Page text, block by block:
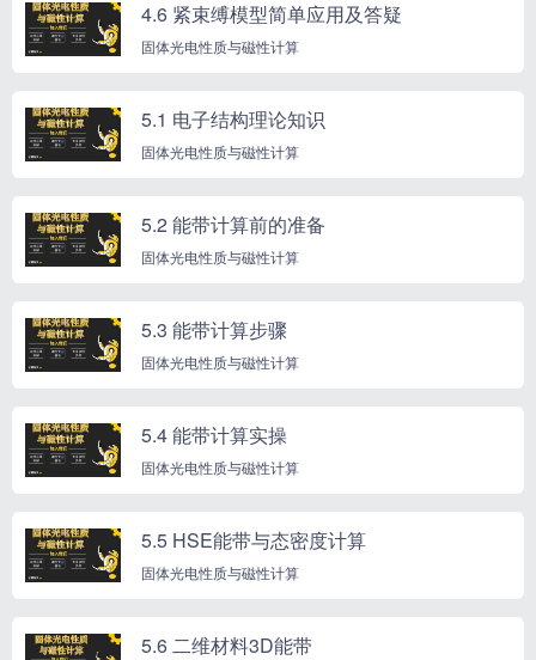
4.6 紧束缚模型简单应用及答疑
固体光电性质与磁性计算
5.1 电子结构理论知识
固体光电性质与磁性计算
5.2 能带计算前的准备
固体光电性质与磁性计算
5.3 能带计算步骤
固体光电性质与磁性计算
5.4 能带计算实操
固体光电性质与磁性计算
5.5 HSE能带与态密度计算
固体光电性质与磁性计算
5.6 二维材料3D能带